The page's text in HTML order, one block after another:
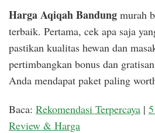
Harga Aqiqah Bandung murah
terbaik. Pertama, cek apa saja
pastikan kualitas hewan dan
pertimbangkan bonus dan
Anda mendapat paket paling
Baca: Rekomendasi Terpercaya |
Review & Harga